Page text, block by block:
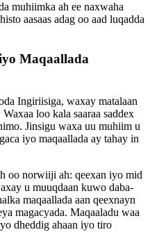
muhiimka ah ee naxwaha
aasaas adag oo aad luqadda
Maqaallada
Ingiriisiga, waxay matalaan
loo kala saaraa saddex
Jinsigu waxa uu muhiim u
iyo maqaallada ay tahay in
oo norwiiji ah: qeexan iyo mid
u muuqdaan kuwo daba-
maqaallada aan qeexnayn
magacyada. Maqaaladu waa
dheddig ahaan iyo tiro